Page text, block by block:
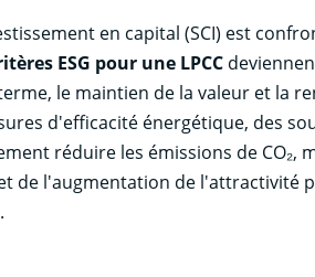
en capital (SCI) est
ESG pour une LPCC
le maintien de la valeur et la
d'efficacité énergétique, des
réduire les émissions de CO₂,
de l'augmentation de l'attractivité